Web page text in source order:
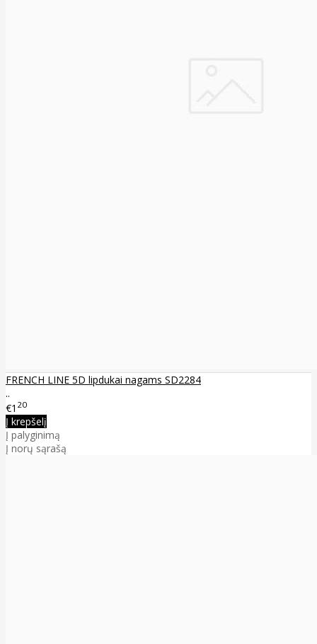
FRENCH LINE 5D lipdukai nagams SD2284
..
€1 20
Į krepšelį
Į palyginimą
Į norų sąrašą